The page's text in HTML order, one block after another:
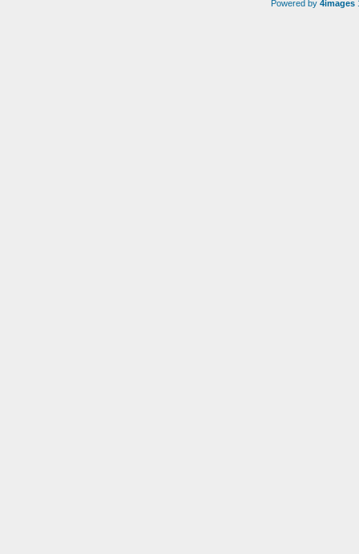
Powered by 4images